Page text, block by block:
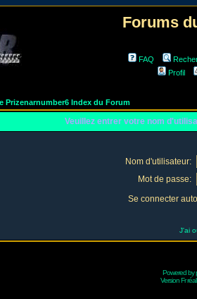
Forums
FAQ
Profil
Prizenarnumber6 Index du Forum
Veuillez entrer votre nom
Nom d'utilisateur:
Mot de passe:
Se connecter
J'ai
Powered by
Version Fr